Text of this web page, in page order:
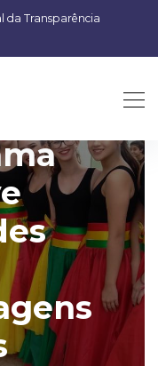
da Transparência